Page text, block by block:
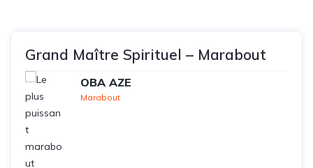
Grand Maître Spirituel – Marabout
OBA AZE
Marabout